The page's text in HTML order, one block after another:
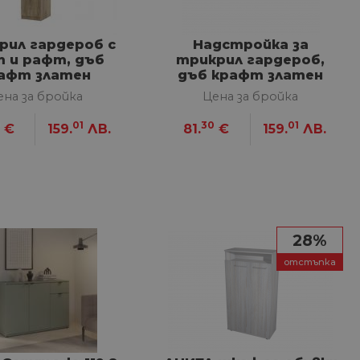
гардероб с
и рафт, дъб
златен
за бройка
€ 159.01 ЛВ.
Надстройка за
трикрил гардероб,
дъб крафт златен
Цена за бройка
81.30 € 159.01 ЛВ.
28%
отстъпка
и управление на
хората и ботовете.
отчети за
за да запомни